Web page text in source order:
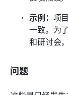
示例： 项
一致。为
和研讨会
问题